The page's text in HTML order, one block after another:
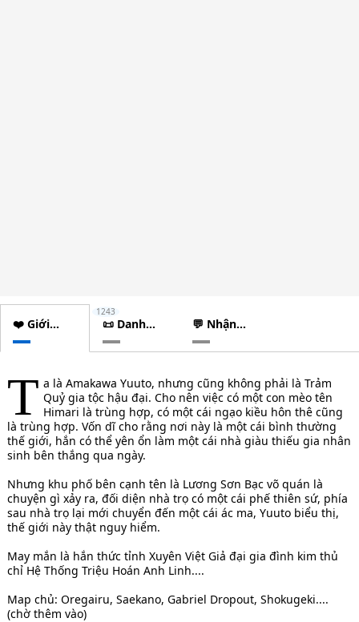
❤️ Giới
thiệu
📜 Danh
sách
chương
1243
💬 Nhận
xét
T a là Amakawa Yuuto, nhưng cũng không phải là Trảm
Quỷ gia tộc hậu đại. Cho nên việc có một con mèo tên
Himari là trùng hợp, có một cái ngạo kiều hôn thê cũng
là trùng hợp. Vốn dĩ cho rằng nơi này là một cái bình thường
thế giới, hắn có thể yên ổn làm một cái nhà giàu thiếu gia nhân
sinh bên thắng qua ngày.
Nhưng khu phố bên cạnh tên là Lương Sơn Bạc võ quán là
chuyện gì xảy ra, đối diện nhà trọ có một cái phế thiên sứ, phía
sau nhà trọ lại mới chuyển đến một cái ác ma, Yuuto biểu thị,
thế giới này thật nguy hiểm.
May mắn là hắn thức tỉnh Xuyên Việt Giả đại gia đình kim thủ
chỉ Hệ Thống Triệu Hoán Anh Linh....
Map chủ: Oregairu, Saekano, Gabriel Dropout, Shokugeki....
(chờ thêm vào)